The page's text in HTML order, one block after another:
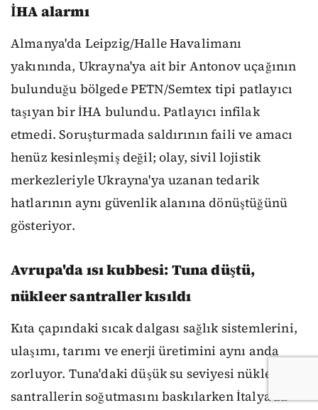
İHA alarmı
Almanya'da Leipzig/Halle Havalimanı
yakınında, Ukrayna'ya ait bir Antonov uçağının
bulunduğu bölgede PETN/Semtex tipi patlayıcı
taşıyan bir İHA bulundu. Patlayıcı infilak
etmedi. Soruşturmada saldırının faili ve amacı
henüz kesinleşmiş değil; olay, sivil lojistik
merkezleriyle Ukrayna'ya uzanan tedarik
hatlarının aynı güvenlik alanına dönüştüğünü
gösteriyor.
Avrupa'da ısı kubbesi: Tuna düştü,
nükleer santraller kısıldı
Kıta çapındaki sıcak dalgası sağlık sistemlerini,
ulaşımı, tarımı ve enerji üretimini aynı anda
zorluyor. Tuna'daki düşük su seviyesi nükleer
santrallerin soğutmasını baskılarken İtalya'da